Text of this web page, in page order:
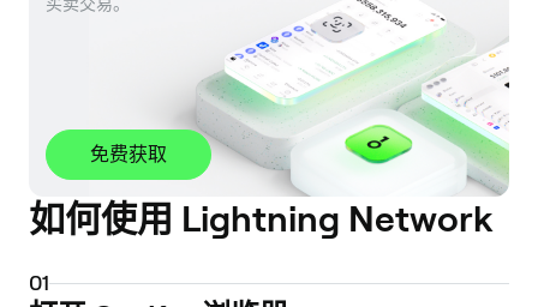
免费获取
如何使用 Lightning Network
01